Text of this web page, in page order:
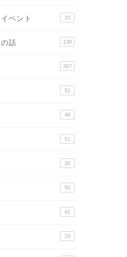
ベント 20
話 138
367
52
48
51
26
90
41
24